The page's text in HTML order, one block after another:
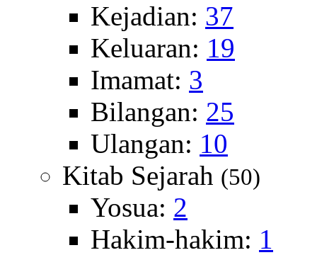
Kejadian: 37
Keluaran: 19
Imamat: 3
Bilangan: 25
Ulangan: 10
Kitab Sejarah (50)
Yosua: 2
Hakim-hakim: 1